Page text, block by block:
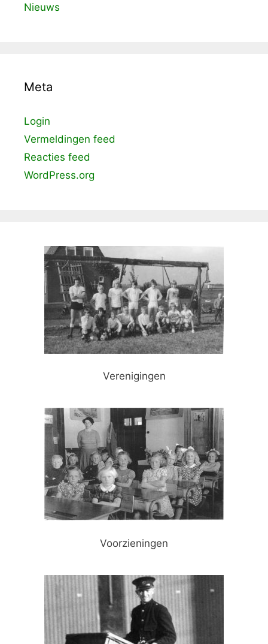
Nieuws
Meta
Login
Vermeldingen feed
Reacties feed
WordPress.org
Verenigingen
Voorzieningen